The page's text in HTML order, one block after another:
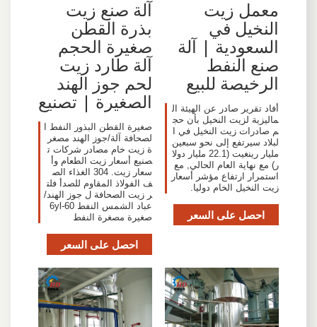
معمل زيت
النخيل في
السعودية | آلة
صنع النفط
الرخيصة للبيع
أفاد تقرير صادر عن الهيئة ال
ماليزية لزيت النخيل بأن حج
م صادرات زيت النخيل في ا
لبلاد سيرتفع إلى نحو سبعين
مليار رينغيت (22.1 مليار دولا
ر) مع نهاية العام الحالي, مع
استمرار ارتفاع مؤشر أسعار
زيت النخيل الخام دوليا.
احصل على السعر
آلة صنع زيت
بذرة القطن
صغيرة الحجم
آلة طارد زيت
لحم جوز الهند
الصغيرة | تصنيع
صغيرة القطن البذور النفط ا
لصحافة آلة/جوز الهند مصغر
ة زيت خام مصادر شركات ت
صنيع أسعار زيت الطعام وأ
سعار زيت. 304 الغذاء الص
ف الفولاذ المقاوم للصدأ فلت
ر زيت الصحافة ل جوز الهند/
عباد الشمس النفط 6yl-60
صغيرة مصغرة النفط
احصل على السعر